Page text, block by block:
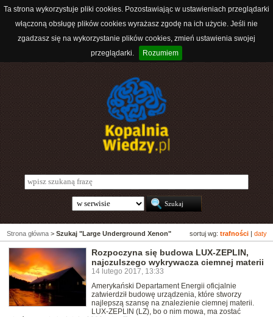
Ta strona wykorzystuje pliki cookies. Pozostawiając w ustawieniach przeglądarki
włączoną obsługę plików cookies wyrażasz zgodę na ich użycie. Jeśli nie
zgadzasz się na wykorzystanie plików cookies, zmień ustawienia swojej
przeglądarki.
Rozumiem
sortuj wg: trafności daty
Strona główna > Szukaj "Large Underground Xenon"
Rozpoczyna się budowa LUX-ZEPLIN,
najczulszego wykrywacza ciemnej materii
14 lutego 2017, 13:33
Amerykański Departament Energii oficjalnie
zatwierdził budowę urządzenia, które stworzy
najlepszą szansę na znalezienie ciemnej materii.
LUX-ZEPLIN (LZ), bo o nim mowa, ma zostać